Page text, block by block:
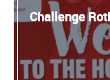
Challenge